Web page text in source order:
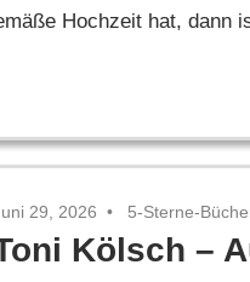
Hochzeit hat, dann
29, 2026 5-Sterne-
Kölsch –